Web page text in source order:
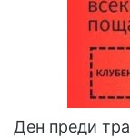
Ден преди